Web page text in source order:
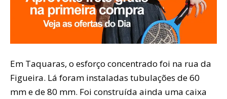
Em Taquaras, o esforço concentrado foi na rua da
Figueira. Lá foram instaladas tubulações de 60
mm e de 80 mm. Foi construída ainda uma caixa